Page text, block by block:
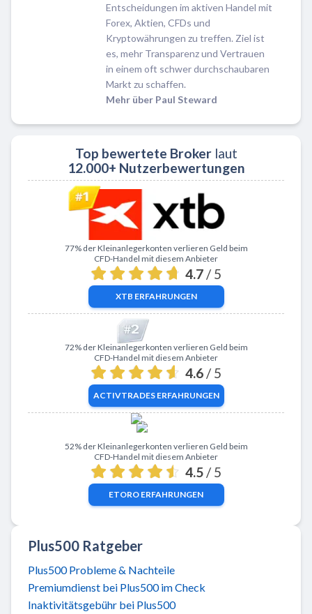
Entscheidungen im aktiven Handel mit
Forex, Aktien, CFDs und
Kryptowährungen zu treffen. Ziel ist
es, mehr Transparenz und Vertrauen
in einem oft schwer durchschaubaren
Markt zu schaffen.
Mehr über Paul Steward
Top bewertete Brokerlaut
12.000+ Nutzerbewertungen
Zu XTB
77% der Kleinanlegerkonten verlieren Geld beim
CFD-Handel mit diesem Anbieter
4.7 / 5
XTB ERFAHRUNGEN
Zu ActivTrades
72% der Kleinanlegerkonten verlieren Geld beim
CFD-Handel mit diesem Anbieter
4.6 / 5
ACTIVTRADESERFAHRUNGEN
Zu eToro
52% der Kleinanlegerkonten verlieren Geld beim
CFD-Handel mit diesem Anbieter
4.5 / 5
ETORO ERFAHRUNGEN
Plus500 Ratgeber
Plus500 Probleme & Nachteile
Premiumdienst bei Plus500 im Check
Inaktivitätsgebühr bei Plus500